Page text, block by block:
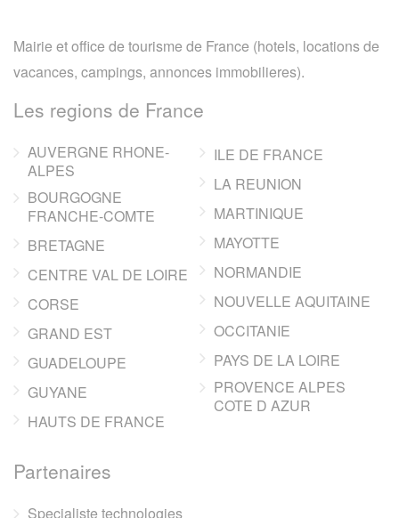
Mairie et office de tourisme de France (hotels, locations de
vacances, campings, annonces immobilieres).
Les regions de France
AUVERGNE RHONE-
ALPES
BOURGOGNE
FRANCHE-COMTE
BRETAGNE
CENTRE VAL DE LOIRE
CORSE
GRAND EST
GUADELOUPE
GUYANE
HAUTS DE FRANCE
ILE DE FRANCE
LA REUNION
MARTINIQUE
MAYOTTE
NORMANDIE
NOUVELLE AQUITAINE
OCCITANIE
PAYS DE LA LOIRE
PROVENCE ALPES
COTE D AZUR
Partenaires
Specialiste technologies